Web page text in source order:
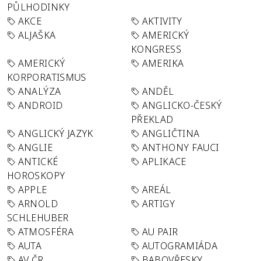
PŮLHODINKY
AKCE
AKTIVITY
ALJAŠKA
AMERICKÝ
KONGRESS
AMERICKÝ
KORPORATISMUS
AMERIKA
ANALÝZA
ANDĚL
ANDROID
ANGLICKO-ČESKÝ
PŘEKLAD
ANGLICKÝ JAZYK
ANGLIČTINA
ANGLIE
ANTHONY FAUCI
ANTICKÉ
HOROSKOPY
APLIKACE
APPLE
AREÁL
ARNOLD
SCHLEHUBER
ARTIGY
ATMOSFÉRA
AU PAIR
AUTA
AUTOGRAMIÁDA